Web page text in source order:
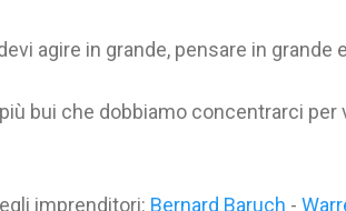
agire in grande, pensare in grande
bui che dobbiamo concentrarci per
imprenditori: Bernard Baruch -